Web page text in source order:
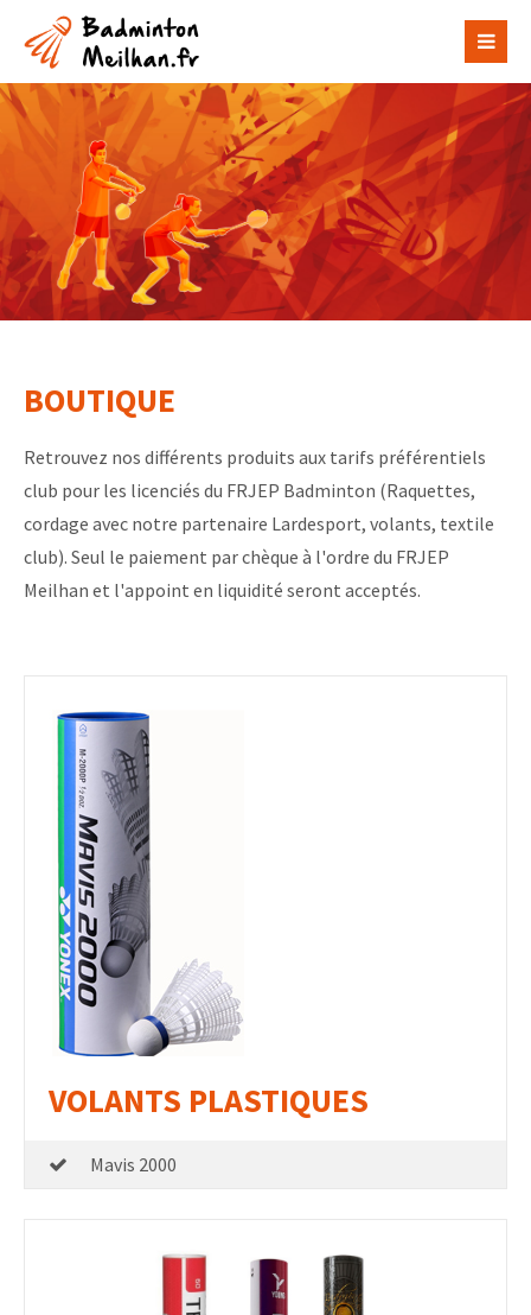
Malheureusement l'élément "offcanvas-col1" n'existe
pas.
Malheureusement l'élément "offcanvas-col2" n'existe
Malheureusement l'élément "offcanvas-col3" n'existe
pas.
pas.
BOUTIQUE
Retrouvez nos différents produits aux tarifs préférentiels
club pour les licenciés du FRJEP Badminton (Raquettes,
cordage avec notre partenaire Lardesport, volants, textile
club). Seul le paiement par chèque à l'ordre du FRJEP
Meilhan et l'appoint en liquidité seront acceptés.
VOLANTS PLASTIQUES
Mavis 2000